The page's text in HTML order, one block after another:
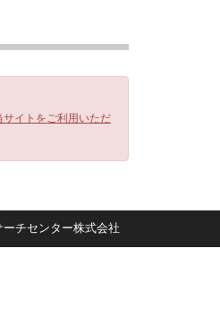
イトをご利用いただ
ーチセンター株式会社